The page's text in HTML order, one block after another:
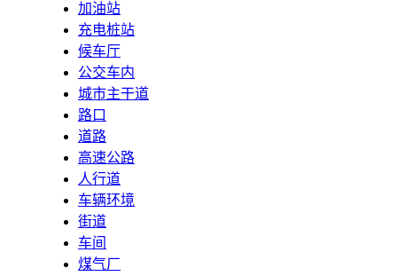
加油站
充电桩站
候车厅
公交车内
城市主干道
路口
道路
高速公路
人行道
车辆环境
街道
车间
煤气厂